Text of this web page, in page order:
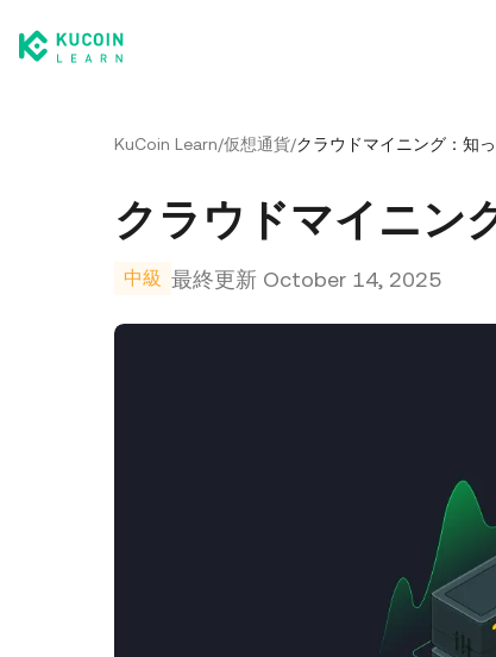
KuCoin Learn/仮想通貨/クラウドマイニング：知
クラウドマイニン
中級 最終更新 October 14, 2025